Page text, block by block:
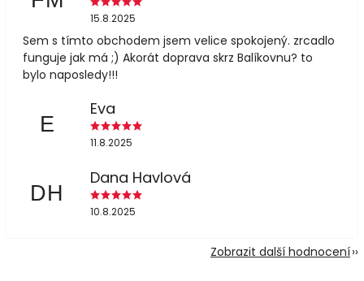
15.8.2025
Sem s tímto obchodem jsem velice spokojený. zrcadlo
funguje jak má ;) Akorát doprava skrz Balíkovnu? to
bylo naposledy!!!
E
Eva
11.8.2025
DH
Dana Havlová
10.8.2025
Zobrazit další hodnocení